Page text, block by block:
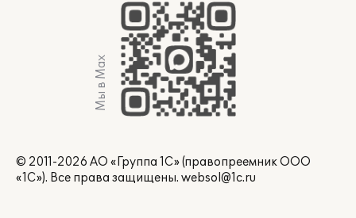
Мы в Max
© 2011-2026 АО «Группа 1С» (правопреемник ООО
«1С»). Все права защищены. websol@1c.ru